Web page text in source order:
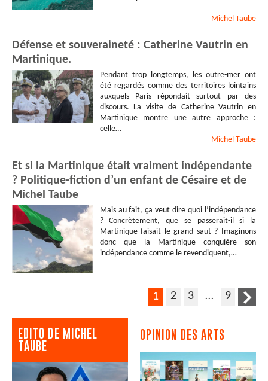
Michel Taube
Défense et souveraineté : Catherine Vautrin en
Martinique.
Pendant trop longtemps, les outre-mer ont
été regardés comme des territoires lointains
auxquels Paris répondait surtout par des
discours. La visite de Catherine Vautrin en
Martinique montre une autre approche :
celle…
Michel Taube
Et si la Martinique était vraiment indépendante
? Politique-fiction d’un enfant de Césaire et de
Michel Taube
Mais au fait, ça veut dire quoi l’indépendance
? Concrètement, que se passerait-il si la
Martinique faisait le grand saut ? Imaginons
donc que la Martinique conquière son
indépendance comme le revendiquent,…
1 2 3 … 9
EDITO DE MICHEL
TAUBE
OPINION DES ARTS